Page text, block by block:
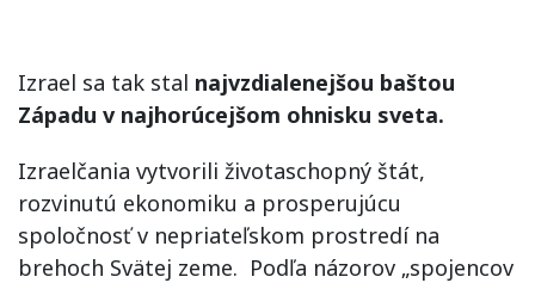
Izrael sa tak stal najvzdialenejšou baštou
Západu v najhorúcejšom ohnisku sveta.
Izraelčania vytvorili životaschopný štát,
rozvinutú ekonomiku a prosperujúcu
spoločnosť v nepriateľskom prostredí na
brehoch Svätej zeme. Podľa názorov „spojencov